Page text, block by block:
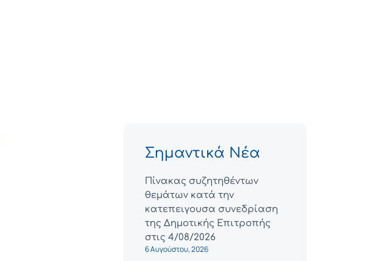
Σημαντικά Νέα
Πίνακας συζητηθέντων
θεμάτων κατά την
κατεπειγουσα συνεδρίαση
της Δημοτικής Επιτροπής
στις 4/08/2026
6 Αυγούστου, 2026